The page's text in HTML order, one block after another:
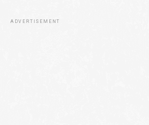
ADVERTISEMENT